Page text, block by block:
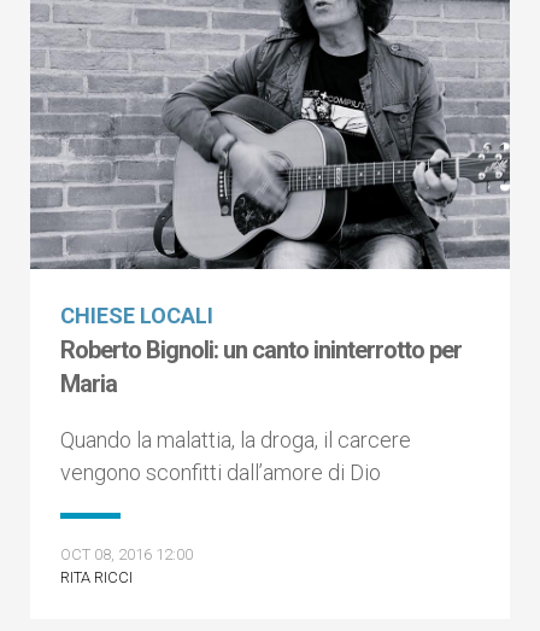
CHIESE LOCALI
Roberto Bignoli: un canto ininterrotto per
Maria
Quando la malattia, la droga, il carcere
vengono sconfitti dall’amore di Dio
OCT 08, 2016 12:00
RITA RICCI